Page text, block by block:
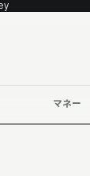
マネー